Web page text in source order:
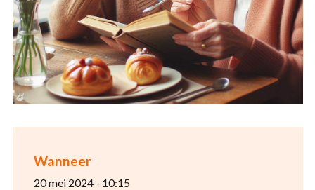
Wanneer
20 mei 2024 - 10:15